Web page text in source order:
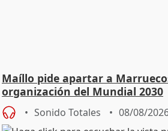
Maíllo pide apartar a
organización del Mundial 2030
Sonido Totales 08/08/